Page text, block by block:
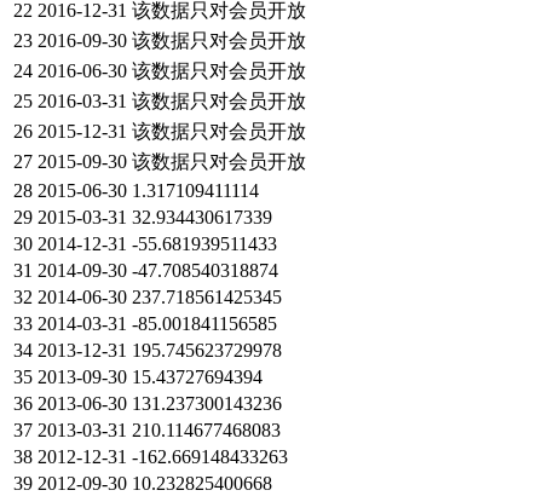
22 2016-12-31 该数据只对会员开放
23 2016-09-30 该数据只对会员开放
24 2016-06-30 该数据只对会员开放
25 2016-03-31 该数据只对会员开放
26 2015-12-31 该数据只对会员开放
27 2015-09-30 该数据只对会员开放
28 2015-06-30 1.317109411114
29 2015-03-31 32.934430617339
30 2014-12-31 -55.681939511433
31 2014-09-30 -47.708540318874
32 2014-06-30 237.718561425345
33 2014-03-31 -85.001841156585
34 2013-12-31 195.745623729978
35 2013-09-30 15.43727694394
36 2013-06-30 131.237300143236
37 2013-03-31 210.114677468083
38 2012-12-31 -162.669148433263
39 2012-09-30 10.232825400668